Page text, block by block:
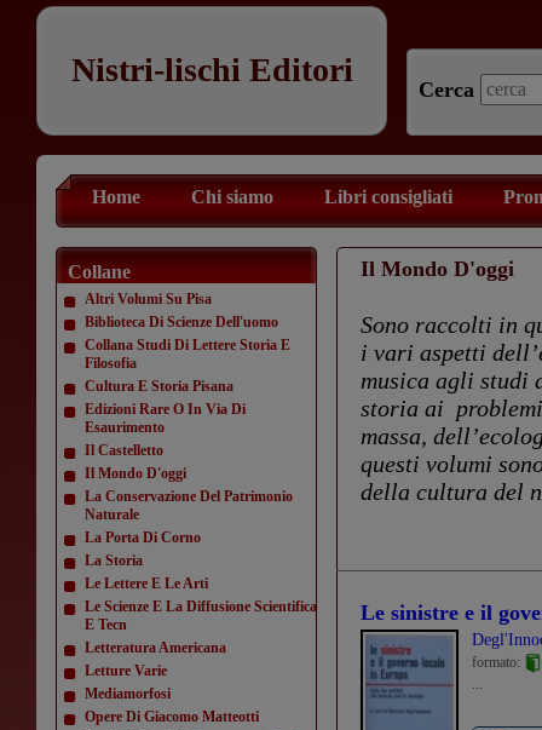
Nistri-lischi Editori
Cerca
Home Chi siamo Libri consigliati
Collane
Altri Volumi Su Pisa
Biblioteca Di Scienze Dell'uomo
Collana Studi Di Lettere Storia E
Filosofia
Cultura E Storia Pisana
Edizioni Rare O In Via Di
Esaurimento
Il Castelletto
Il Mondo D'oggi
La Conservazione Del Patrimonio
Naturale
La Porta Di Corno
La Storia
Le Lettere E Le Arti
Le Scienze E La Diffusione Scientifica
E Tecn
Letteratura Americana
Letture Varie
Mediamorfosi
Opere Di Giacomo Matteotti
Il Mondo D'oggi
Sono raccolti in
i vari aspetti
musica agli studi
storia ai
massa,
questi volumi
della cultura del
Le sinistre e il
formato:
...